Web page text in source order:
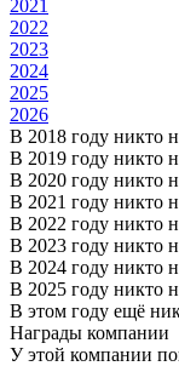
2021
2022
2023
2024
2025
2026
В 2018 году никто
В 2019 году никто
В 2020 году никто
В 2021 году никто
В 2022 году никто
В 2023 году никто
В 2024 году никто
В 2025 году никто
В этом году ещё
Награды компании
У этой компании